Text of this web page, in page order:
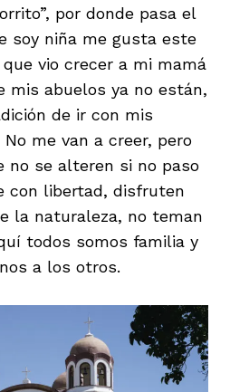
por donde pasa el
soy niña me gusta este
vio crecer a mi mamá
mis abuelos ya no están,
de ir con mis
me van a creer, pero
no se alteren si no paso
con libertad, disfruten
la naturaleza, no teman
todos somos familia y
a los otros.